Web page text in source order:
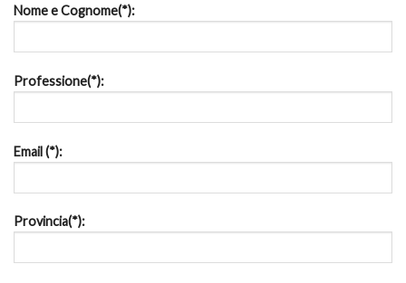
Nome e Cognome(*):
Professione(*):
Email (*):
Provincia(*):